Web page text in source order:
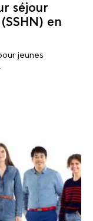
séjour
en
jeunes